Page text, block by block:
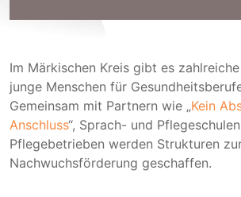
Im Märkischen Kreis gibt es
junge Menschen für
Gemeinsam mit Partnern wie „Kein
Anschluss“, Sprach- und
Pflegebetrieben werden Strukturen
Nachwuchsförderung geschaffen.